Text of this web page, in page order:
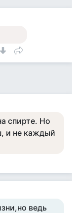
спирте. Но
и не каждый
ведь